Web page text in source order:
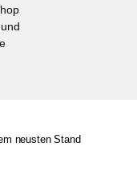
neusten Stand